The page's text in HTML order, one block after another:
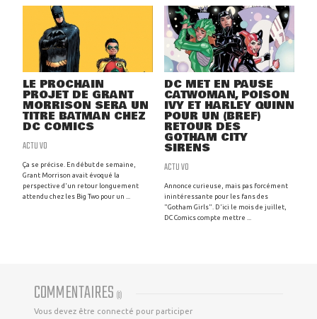
LE PROCHAIN
PROJET DE GRANT
MORRISON SERA UN
TITRE BATMAN CHEZ
DC COMICS
ACTU VO
Ça se précise. En début de semaine,
Grant Morrison avait évoqué la
perspective d'un retour longuement
attendu chez les Big Two pour un ...
DC MET EN PAUSE
CATWOMAN, POISON
IVY ET HARLEY QUINN
POUR UN (BREF)
RETOUR DES
GOTHAM CITY
SIRENS
ACTU VO
Annonce curieuse, mais pas forcément
inintéressante pour les fans des
"Gotham Girls". D'ici le mois de juillet,
DC Comics compte mettre ...
COMMENTAIRES (0)
Vous devez être connecté pour participer